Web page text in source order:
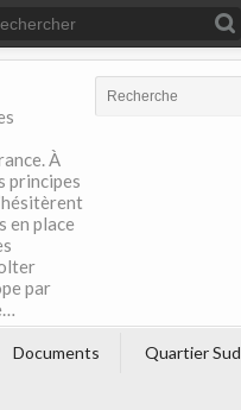
À
principes
en place
par
Documents
Quartier Sud